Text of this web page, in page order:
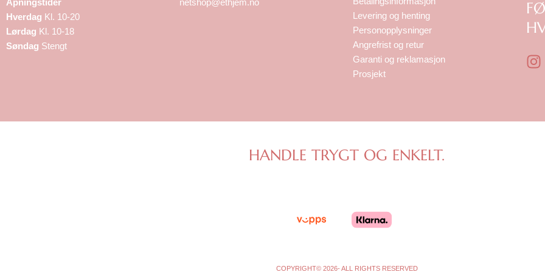
Hverdag Kl. 10-20
Lørdag Kl. 10-18
Søndag Stengt
Levering og henting
Personopplysninger
Angrefrist og retur
Garanti og reklamasjon
Prosjekt
I
a
HANDLE TRYGT OG ENKELT.
COPYRIGHT© 2026- ALL RIGHTS RESERVED